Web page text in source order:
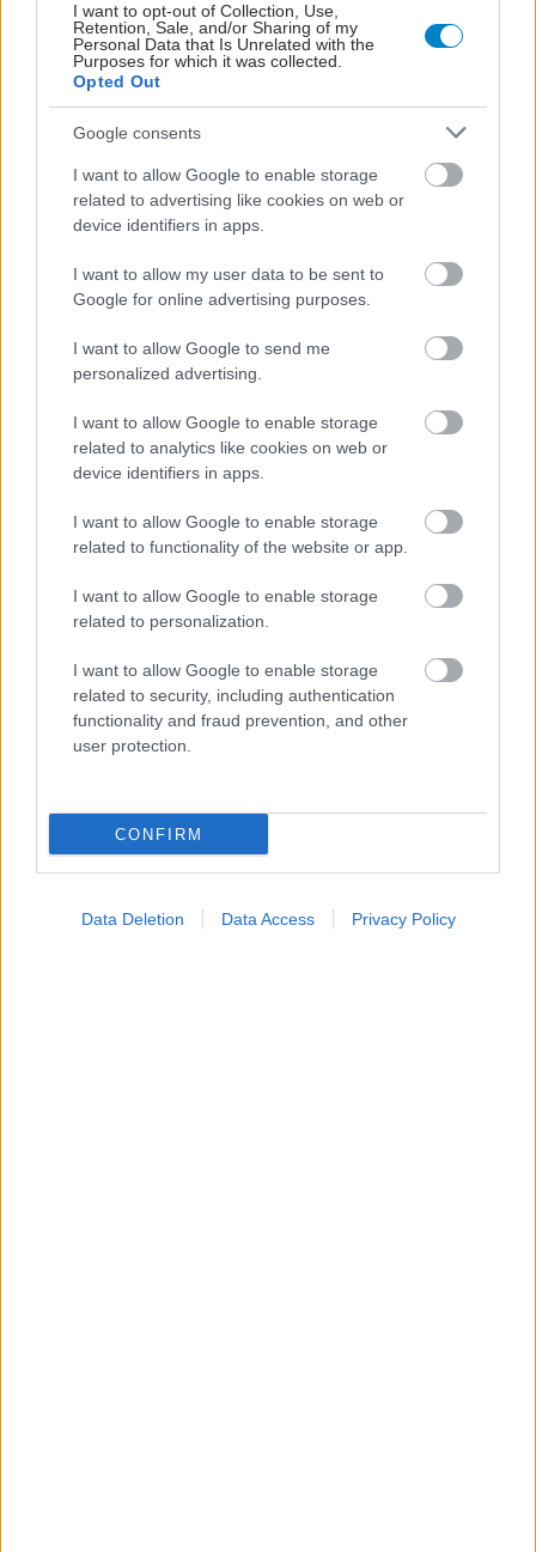
I want to opt-out of Collection, Use,
Retention, Sale, and/or Sharing of my
Personal Data that Is Unrelated with the
Purposes for which it was collected.
Opted Out
Google consents
I want to allow Google to enable storage
related to advertising like cookies on web or
device identifiers in apps.
I want to allow my user data to be sent to
Google for online advertising purposes.
I want to allow Google to send me
personalized advertising.
I want to allow Google to enable storage
related to analytics like cookies on web or
device identifiers in apps.
I want to allow Google to enable storage
related to functionality of the website or app.
I want to allow Google to enable storage
related to personalization.
I want to allow Google to enable storage
related to security, including authentication
functionality and fraud prevention, and other
user protection.
CONFIRM
Data Deletion Data Access Privacy Policy